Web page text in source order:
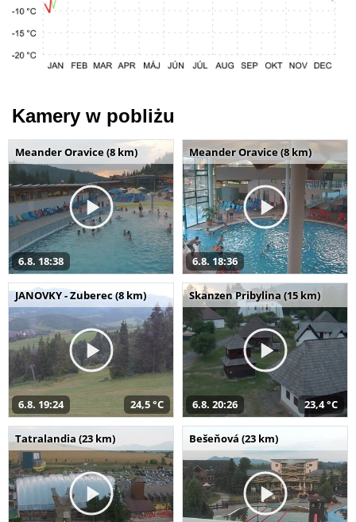
Kamery w pobliżu
Meander Oravice (8 km)
6.8. 18:38
Meander Oravice (8 km)
6.8. 18:36
JANOVKY - Zuberec (8 km)
6.8. 19:24 24,5 °C
Skanzen Pribylina (15 km)
6.8. 20:26 23,4 °C
Tatralandia (23 km) Bešeňová (23 km)